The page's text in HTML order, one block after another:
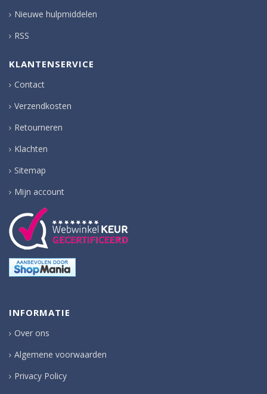
Nieuwe hulpmiddelen
RSS
KLANTENSERVICE
Contact
Verzendkosten
Retourneren
Klachten
Sitemap
Mijn account
INFORMATIE
Over ons
Algemene voorwaarden
Privacy Policy